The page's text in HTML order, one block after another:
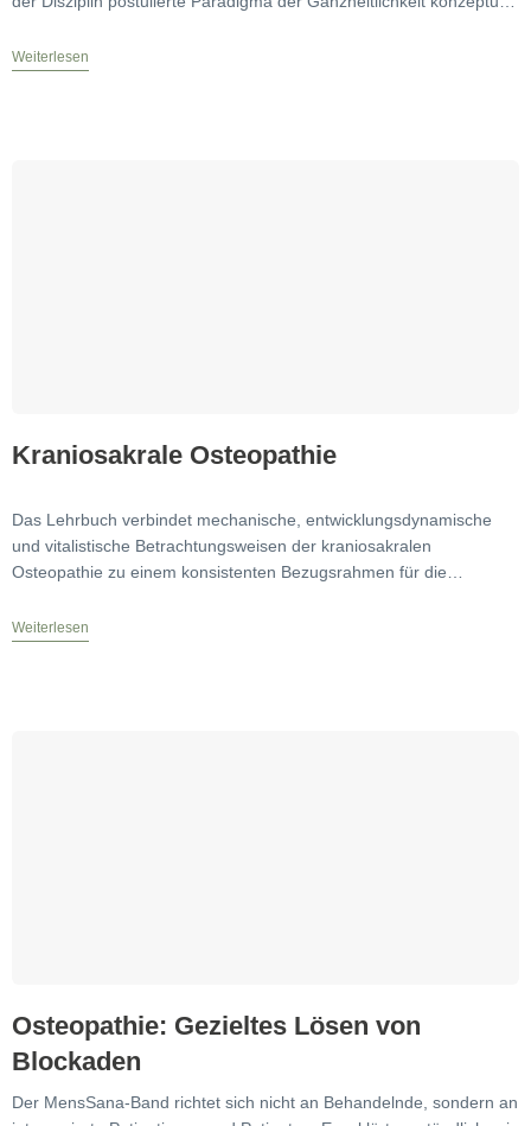
Weiterlesen
Kraniosakrale Osteopathie
Das Lehrbuch verbindet mechanische, entwicklungsdynamische
und vitalistische Betrachtungsweisen der kraniosakralen
Osteopathie zu einem konsistenten Bezugsrahmen für die
Weiterlesen
Osteopathie: Gezieltes Lösen von
Blockaden
Der MensSana-Band richtet sich nicht an Behandelnde, sondern an